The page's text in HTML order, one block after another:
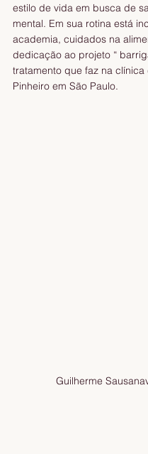
estilo de vida em busca de
mental. Em sua rotina está
academia, cuidados na
dedicação ao projeto “
tratamento que faz na clínica
Pinheiro em São Paulo.
Guilherme